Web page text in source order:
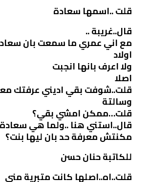
قلت ..اسمها سعادة
قال..غريبة ..
مع اني عمري ما سمعت بان
اولاد
ولا اعرف بانها انجبت
اصلا
قلت..شوفت بقي اديني عرفتك
وسالتة
قلت…ممكن امشي بقي؟
قال..استني هنا ..ولما هي
مكنتش معرفة حد بان ليها بنت؟
للكاتبة حنان حسن
قلت..اه..اصلها كانت متبرية مني